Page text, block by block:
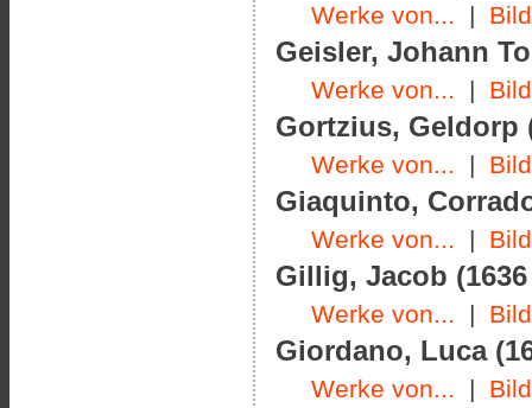
Werke von... |
Geisler, Johann
Werke von... |
Gortzius, Geldorp
Werke von... |
Giaquinto,
Werke von... |
Gillig, Jacob (1636
Werke von... |
Giordano, Luca
Werke von... |